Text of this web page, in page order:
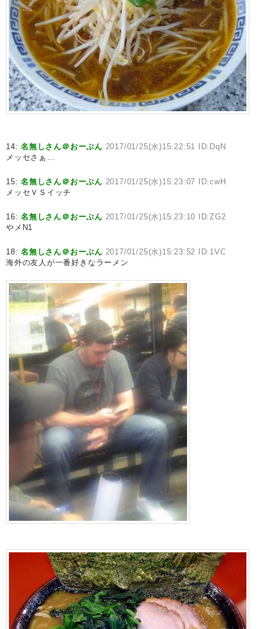
14:名無しさん＠おーぷん 2017/01/25(水)15:22:51 ID:DqN
メッセさぁ…
15:名無しさん＠おーぷん 2017/01/25(水)15:23:07 ID:cwH
メッセＶＳイッチ
16:名無しさん＠おーぷん 2017/01/25(水)15:23:10 ID:ZG2
やメN1
18:名無しさん＠おーぷん 2017/01/25(水)15:23:52 ID:1VC
海外の友人が一番好きなラーメン